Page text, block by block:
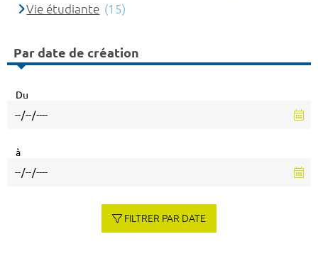
Vie étudiante (15)
Par date de création
Du
à
FILTRER PAR DATE